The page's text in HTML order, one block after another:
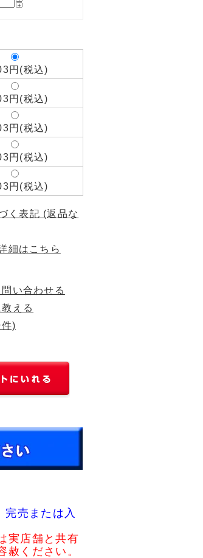
円(税込)
円(税込)
円(税込)
円(税込)
円(税込)
く表記 (返品な
細はこちら
い合わせる
える
)
売または入
実店舗と共有
赦ください。